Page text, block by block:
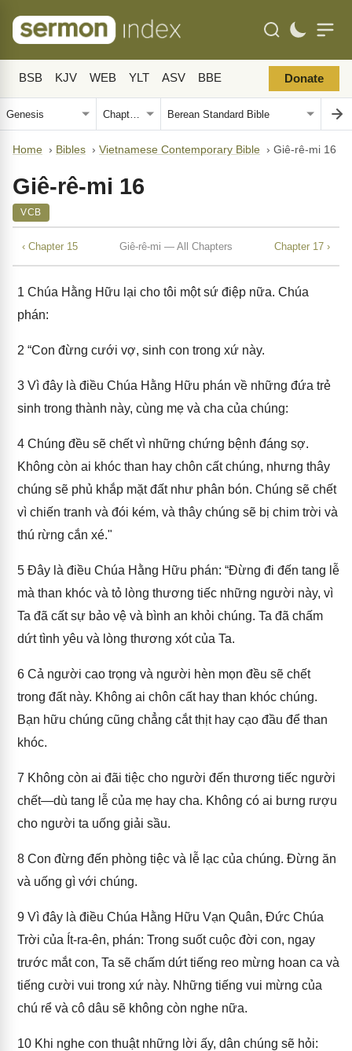
BSB KJV WEB YLT ASV BBE Donate
Home › Bibles › Vietnamese Contemporary Bible › Giê-rê-mi 16
Giê-rê-mi 16
VCB
‹ Chapter 15 Giê-rê-mi — All Chapters Chapter 17 ›
1 Chúa Hằng Hữu lại cho tôi một sứ điệp nữa. Chúa
phán:
2 “Con đừng cưới vợ, sinh con trong xứ này.
3 Vì đây là điều Chúa Hằng Hữu phán về những đứa trẻ
sinh trong thành này, cùng mẹ và cha của chúng:
4 Chúng đều sẽ chết vì những chứng bệnh đáng sợ.
Không còn ai khóc than hay chôn cất chúng, nhưng thây
chúng sẽ phủ khắp mặt đất như phân bón. Chúng sẽ chết
vì chiến tranh và đói kém, và thây chúng sẽ bị chim trời và
thú rừng cắn xé."
5 Đây là điều Chúa Hằng Hữu phán: “Đừng đi đến tang lễ
mà than khóc và tỏ lòng thương tiếc những người này, vì
Ta đã cất sự bảo vệ và bình an khỏi chúng. Ta đã chấm
dứt tình yêu và lòng thương xót của Ta.
6 Cả người cao trọng và người hèn mọn đều sẽ chết
trong đất này. Không ai chôn cất hay than khóc chúng.
Bạn hữu chúng cũng chẳng cắt thịt hay cạo đầu để than
khóc.
7 Không còn ai đãi tiệc cho người đến thương tiếc người
chết—dù tang lễ của mẹ hay cha. Không có ai bưng rượu
cho người ta uống giải sầu.
8 Con đừng đến phòng tiệc và lễ lạc của chúng. Đừng ăn
và uống gì với chúng.
9 Vì đây là điều Chúa Hằng Hữu Vạn Quân, Đức Chúa
Trời của Ít-ra-ên, phán: Trong suốt cuộc đời con, ngay
trước mắt con, Ta sẽ chấm dứt tiếng reo mừng hoan ca và
tiếng cười vui trong xứ này. Những tiếng vui mừng của
chú rể và cô dâu sẽ không còn nghe nữa.
10 Khi nghe con thuật những lời ấy, dân chúng sẽ hỏi: